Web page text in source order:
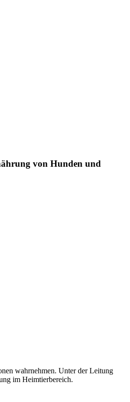
von Hunden und
wahrnehmen. Unter der Leitung
im Heimtierbereich.